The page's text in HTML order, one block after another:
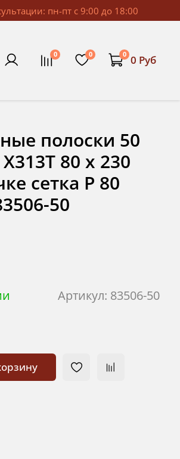
пн-пт с 9:00 до 18:00
0 0 0 0 Руб
Артикул: 83506-50
полоски 50
80 х 230
сетка P 80
50